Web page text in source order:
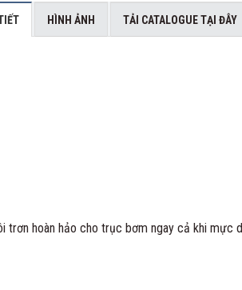
HÌNH ẢNH TẢI CATALOGUE TẠI ĐÂY
trơn hoàn hảo cho trục bơm ngay cả khi mực